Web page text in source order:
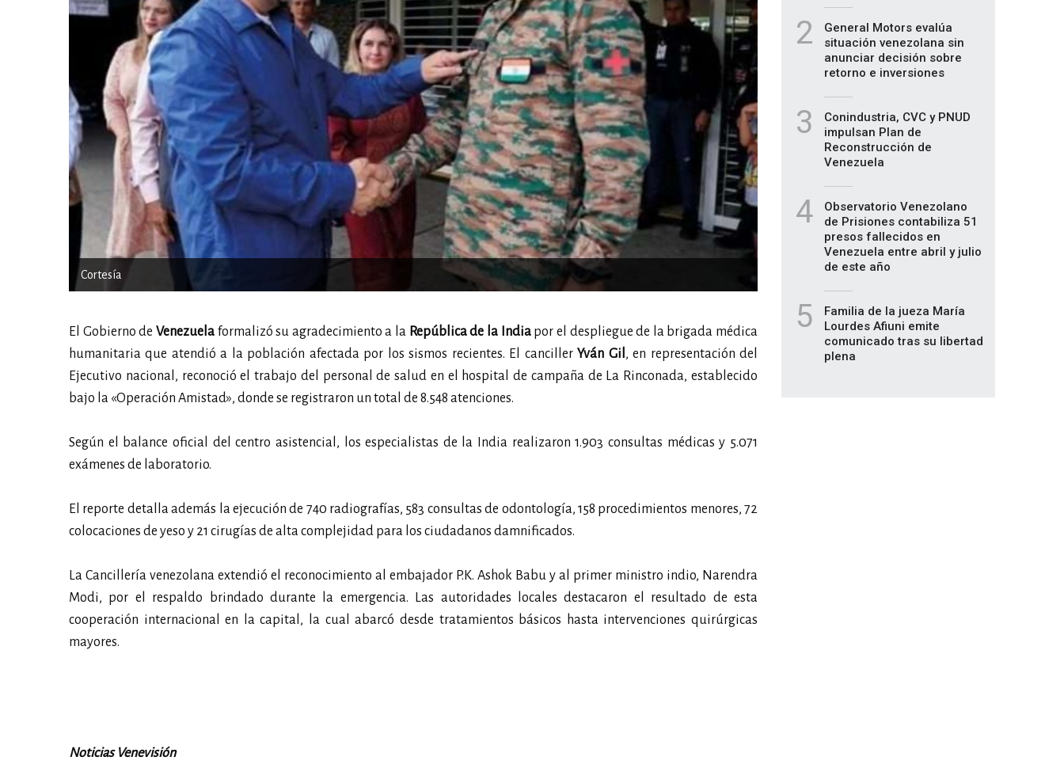
Cortesía
El Gobierno de Venezuelaformalizó su agradecimiento a la República de la Indiapor el despliegue de la brigada médica
humanitaria que atendió a la población afectada por los sismos recientes. El cancillerYván Gil , en representación del
Ejecutivo nacional, reconoció el trabajo del personal de salud en el hospital de campaña de La Rinconada, establecido
bajo la «Operación Amistad», donde se registraron un total de 8.548 atenciones.
Según el balance oficial del centro asistencial, los especialistas de la India realizaron 1.903 consultas médicas y 5.071
exámenes de laboratorio.
El reporte detalla además la ejecución de 740 radiografías, 583 consultas de odontología, 158 procedimientos menores, 72
colocaciones de yeso y 21 cirugías de alta complejidad para los ciudadanos damnificados.
La Cancillería venezolana extendió el reconocimiento al embajador P.K. Ashok Babu y al primer ministro indio, Narendra
Modi, por el respaldo brindado durante la emergencia. Las autoridades locales destacaron el resultado de esta
cooperación internacional en la capital, la cual abarcó desde tratamientos básicos hasta intervenciones quirúrgicas
mayores.
Noticias Venevisión
2
General Motors evalúa
situación venezolana sin
anunciar decisión sobre
retorno e inversiones
3
Conindustria, CVC y PNUD
impulsan Plan de
Reconstrucción de
Venezuela
4
Observatorio Venezolano
de Prisiones contabiliza 51
presos fallecidos en
Venezuela entre abril y julio
de este año
5
Familia de la jueza María
Lourdes Afiuni emite
comunicado tras su libertad
plena